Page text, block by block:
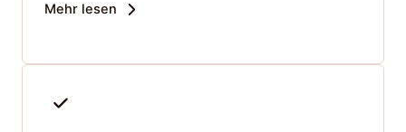
Mehr lesen